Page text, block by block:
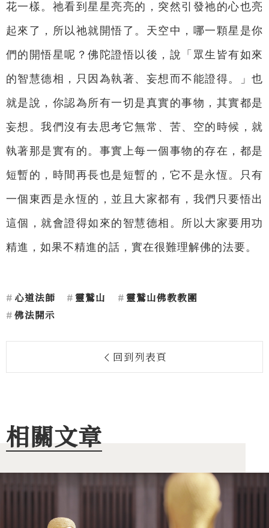
花一樣。祂看到星星亮亮的，突然引發祂的心也亮
起來了，所以祂就開悟了。天空中，哪一顆星是你
們的開悟星呢？佛陀證悟以後，說「眾生皆有如來
的智慧德相，只因為執著、妄想而不能證得。」也
就是說，你認為所有一切是真實的事物，其實都是
妄想。我們沒有去思考它無常、苦、空的時候，就
執著那是實有的。事實上每一個事物的存在，都是
短暫的，時間再長也是短暫的，它不是永恆。只有
一個東西是永恆的，並且大家都有，我們只要悟出
這個，就會證得如來的智慧德相。所以大家要用功
精進，如果不精進的話，實在很難理解佛的法要。
心道法師 靈鷲山
靈鷲山佛教教團
佛法開示
回到列表頁
相關文章